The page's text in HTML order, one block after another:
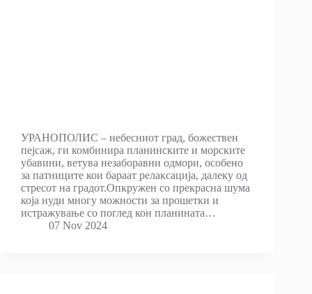
УРАНОПОЛИС – небесниот град, божествен
пејсаж, ги комбинира планинските и морските
убавини, ветува незаборавни одмори, особено
за патниците кои бараат релаксација, далеку од
стресот на градот.Опкружен со прекрасна шума
која нуди многу можности за прошетки и
истражување со поглед кон планината…
07 Nov 2024